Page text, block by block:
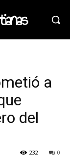
a
del
0
232